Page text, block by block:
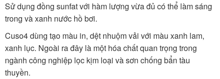
Sử dụng đồng sunfat với hàm lượng vừa đủ có thể làm sáng
trong và xanh nước hồ bơi.
Cuso4 dùng tạo màu in, dệt nhuộm vải với màu xanh lam,
xanh lục. Ngoài ra đây là một hóa chất quan trọng trong
ngành công nghiệp lọc kịm loại và sơn chống bẩn tàu
thuyền.